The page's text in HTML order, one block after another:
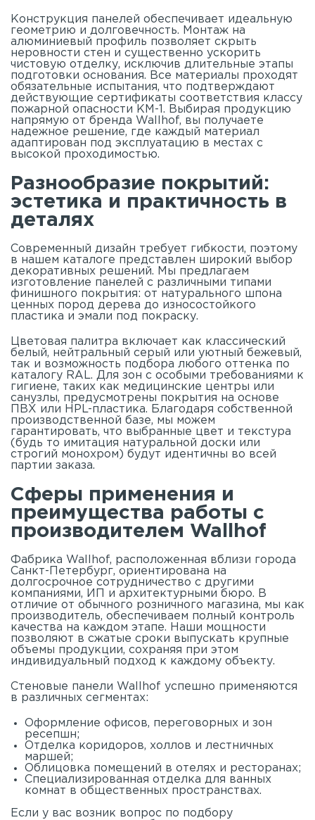
Конструкция панелей обеспечивает идеальную
геометрию и долговечность. Монтаж на
алюминиевый профиль позволяет скрыть
неровности стен и существенно ускорить
чистовую отделку, исключив длительные этапы
подготовки основания. Все материалы проходят
обязательные испытания, что подтверждают
действующие сертификаты соответствия классу
пожарной опасности КМ-1. Выбирая продукцию
напрямую от бренда Wallhof, вы получаете
надежное решение, где каждый материал
адаптирован под эксплуатацию в местах с
высокой проходимостью.
Разнообразие покрытий:
эстетика и практичность в
деталях
Современный дизайн требует гибкости, поэтому
в нашем каталоге представлен широкий выбор
декоративных решений. Мы предлагаем
изготовление панелей с различными типами
финишного покрытия: от натурального шпона
ценных пород дерева до износостойкого
пластика и эмали под покраску.
Цветовая палитра включает как классический
белый, нейтральный серый или уютный бежевый,
так и возможность подбора любого оттенка по
каталогу RAL. Для зон с особыми требованиями к
гигиене, таких как медицинские центры или
санузлы, предусмотрены покрытия на основе
ПВХ или HPL-пластика. Благодаря собственной
производственной базе, мы можем
гарантировать, что выбранные цвет и текстура
(будь то имитация натуральной доски или
строгий монохром) будут идентичны во всей
партии заказа.
Сферы применения и
преимущества работы с
производителем Wallhof
Фабрика Wallhof, расположенная вблизи города
Санкт-Петербург, ориентирована на
долгосрочное сотрудничество с другими
компаниями, ИП и архитектурными бюро. В
отличие от обычного розничного магазина, мы как
производитель, обеспечиваем полный контроль
качества на каждом этапе. Наши мощности
позволяют в сжатые сроки выпускать крупные
объемы продукции, сохраняя при этом
индивидуальный подход к каждому объекту.
Стеновые панели Wallhof успешно применяются
в различных сегментах:
Оформление офисов, переговорных и зон
ресепшн;
Отделка коридоров, холлов и лестничных
маршей;
Облицовка помещений в отелях и ресторанах;
Специализированная отделка для ванных
комнат в общественных пространствах.
Если у вас возник вопрос по подбору